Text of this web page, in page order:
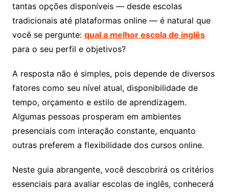
tantas opções disponíveis — desde escolas
tradicionais até plataformas online — é natural que
você se pergunte: qual a melhor escola de inglês
para o seu perfil e objetivos?
A resposta não é simples, pois depende de diversos
fatores como seu nível atual, disponibilidade de
tempo, orçamento e estilo de aprendizagem.
Algumas pessoas prosperam em ambientes
presenciais com interação constante, enquanto
outras preferem a flexibilidade dos cursos online.
Neste guia abrangente, você descobrirá os critérios
essenciais para avaliar escolas de inglês, conhecerá